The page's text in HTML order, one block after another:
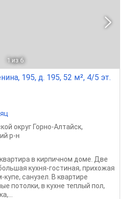
1 из 6
195, д. 195, 52 м², 4/5 эт.
округ Горно-Алтайск,
р-н
в кирпичном доме. Две
кухня-гостиная, прихожая
санузел. В квартире
потолки, в куxне теплый пoл,